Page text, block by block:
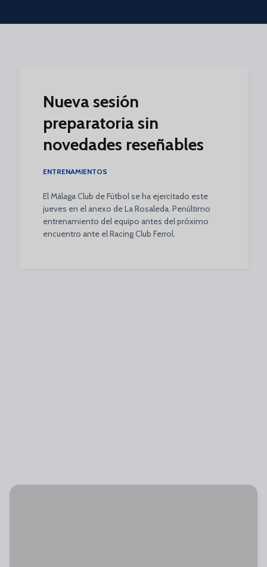
Skip to main content
Nueva sesión
preparatoria sin
novedades reseñables
ENTRENAMIENTOS
El Málaga Club de Fútbol se ha ejercitado este
jueves en el anexo de La Rosaleda. Penúltimo
entrenamiento del equipo antes del próximo
encuentro ante el Racing Club Ferrol.